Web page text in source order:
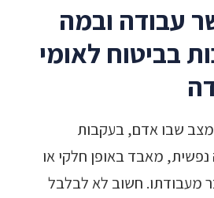
עבודה ובמה
בביטוח לאומי
שבו אדם, בעקבות
מאבד באופן חלקי או
מעבודתו. חשוב לא לבלבל